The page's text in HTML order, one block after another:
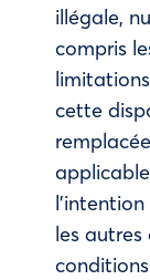
illégale,
compris
cette
les autres